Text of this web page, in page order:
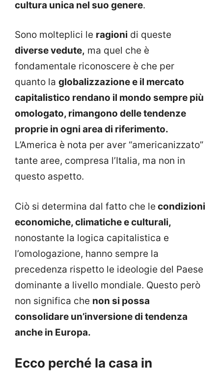
cultura unica nel suo genere.
Sono molteplici le ragioni di queste
diverse vedute, ma quel che è
fondamentale riconoscere è che per
quanto la globalizzazione e il mercato
capitalistico rendano il mondo sempre più
omologato, rimangono delle tendenze
proprie in ogni area di riferimento.
L’America è nota per aver “americanizzato”
tante aree, compresa l’Italia, ma non in
questo aspetto.
Ciò si determina dal fatto che le condizioni
economiche, climatiche e culturali,
nonostante la logica capitalistica e
l’omologazione, hanno sempre la
precedenza rispetto le ideologie del Paese
dominante a livello mondiale. Questo però
non significa che non si possa
consolidare un’inversione di tendenza
anche in Europa.
Ecco perché la casa in